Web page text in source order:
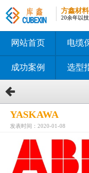
方鑫材料
20余年以
网站首页 电缆
成功案例 选型
YASKAWA
发表时间：2020-01-08